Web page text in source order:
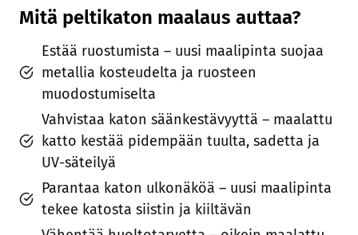
Mitä peltikaton maalaus auttaa?
Estää ruostumista – uusi maalipinta suojaa
metallia kosteudelta ja ruosteen
muodostumiselta
Vahvistaa katon säänkestävyyttä – maalattu
katto kestää pidempään tuulta, sadetta ja
UV-säteilyä
Parantaa katon ulkonäköä – uusi maalipinta
tekee katosta siistin ja kiiltävän